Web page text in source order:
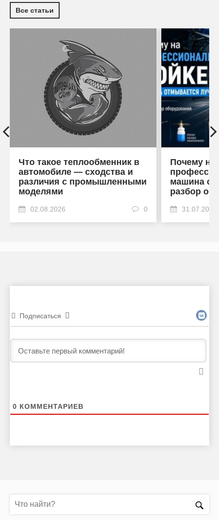
Все статьи
Что такое теплообменник в
автомобиле — сходства и
различия с промышленными
моделями
02.08.2026 0
Почему на
машина
разбор
31.07.2026
Подписаться
0 КОММЕНТАРИЕВ